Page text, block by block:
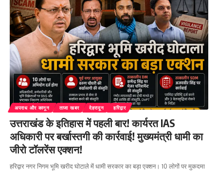
अपराध और कानून ताजा खबर देहरादून हरिद्वार
उत्तराखंड के इतिहास में पहली बार! कार्यरत IAS
अधिकारी पर बर्खास्तगी की कार्रवाई! मुख्यमंत्री धामी का
जीरो टॉलरेंस एक्शन!
हरिद्वार नगर निगम भूमि खरीद घोटाले में धामी सरकार का बड़ा एक्शन। 10 लोगों पर मुकदमा